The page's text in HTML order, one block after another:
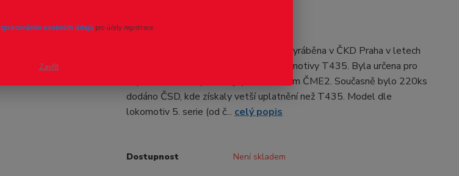
ČSD 721 199 Předloha modelu byla vyráběna v ČKD Praha v letech
1959-73, jako větší a težší verze lokomotivy T435. Byla určena pro
export do SSSR, pod stejným označením ČME2. Současně bylo 220ks
dodáno ČSD, kde získaly vetší uplatnění než T435. Model dle
lokomotiv 5. serie (od č... celý popis
Dostupnost Není skladem
zpracováním osobních údajůpro účely registrace.
Zavřít